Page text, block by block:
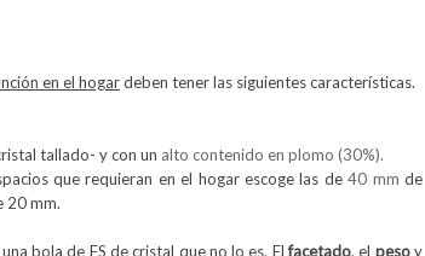
en el hogardeben tener las siguientes características.
tallado- y con un alto contenido en plomo (30%).
que requieran en el hogar escoge las de40 mmde
20 mm.
bola de FS de cristal que no lo es. Elfacetado, el pesoy